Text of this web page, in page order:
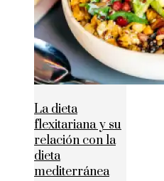
La dieta
flexitariana y su
relación con la
dieta
mediterránea